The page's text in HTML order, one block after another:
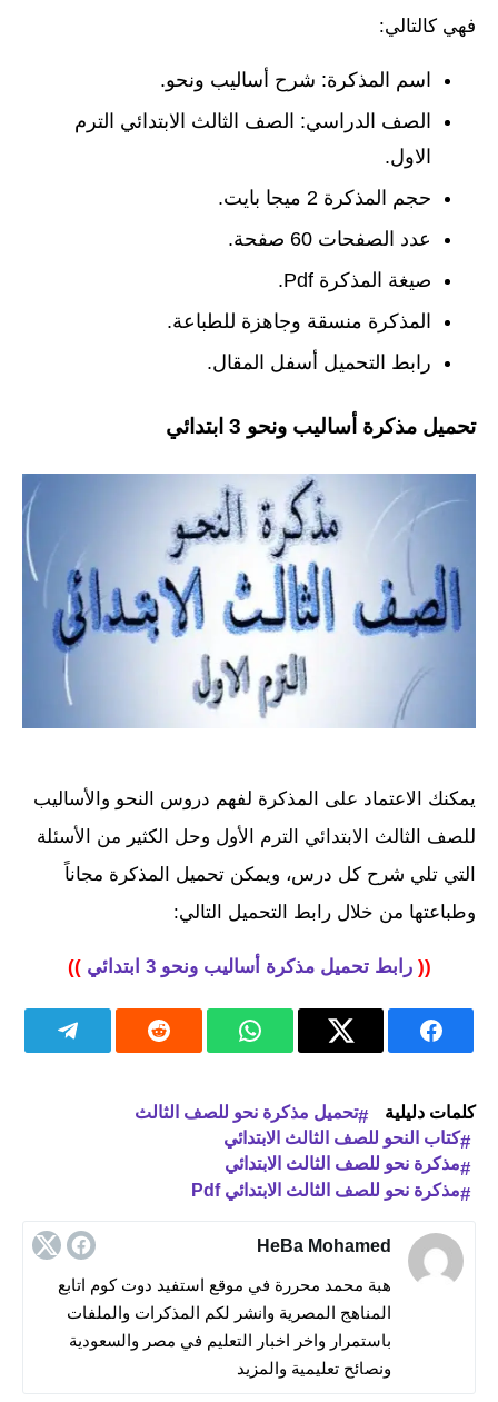
فهي كالتالي:
اسم المذكرة: شرح أساليب ونحو.
الصف الدراسي: الصف الثالث الابتدائي الترم
الاول.
حجم المذكرة 2 ميجا بايت.
عدد الصفحات 60 صفحة.
صيغة المذكرة Pdf.
المذكرة منسقة وجاهزة للطباعة.
رابط التحميل أسفل المقال.
تحميل مذكرة أساليب ونحو 3 ابتدائي
يمكنك الاعتماد على المذكرة لفهم دروس النحو والأساليب
للصف الثالث الابتدائي الترم الأول وحل الكثير من الأسئلة
التي تلي شرح كل درس، ويمكن تحميل المذكرة مجاناً
وطباعتها من خلال رابط التحميل التالي:
(( رابط تحميل مذكرة أساليب ونحو 3 ابتدائي ))
كلمات دليلية
تحميل مذكرة نحو للصف الثالث
كتاب النحو للصف الثالث الابتدائي
مذكرة نحو للصف الثالث الابتدائي
مذكرة نحو للصف الثالث الابتدائي Pdf
HeBa Mohamed
هبة محمد محررة في موقع استفيد دوت كوم اتابع
المناهج المصرية وانشر لكم المذكرات والملفات
باستمرار واخر اخبار التعليم في مصر والسعودية
ونصائح تعليمية والمزيد